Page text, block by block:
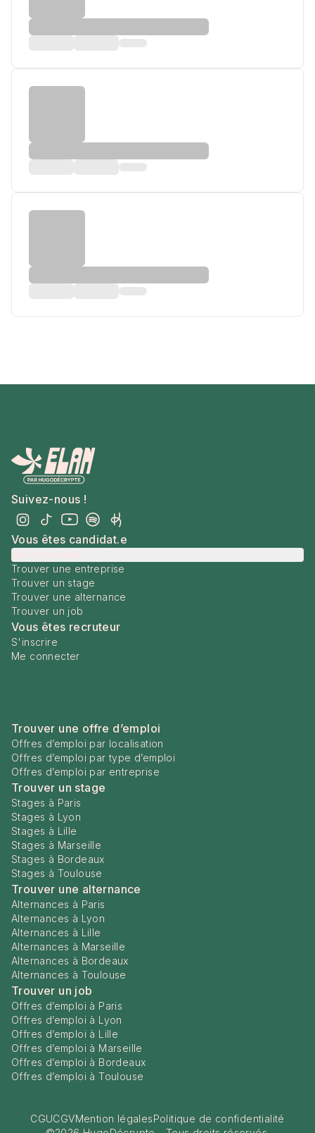
Suivez-nous !
Vous êtes candidat.e
Trouver une entreprise
Trouver un stage
Trouver une alternance
Trouver un job
Vous êtes recruteur
S'inscrire
Me connecter
Trouver une offre d’emploi
Offres d’emploi par localisation
Offres d’emploi par type d’emploi
Offres d’emploi par entreprise
Trouver un stage
Stages à Paris
Stages à Lyon
Stages à Lille
Stages à Marseille
Stages à Bordeaux
Stages à Toulouse
Trouver une alternance
Alternances à Paris
Alternances à Lyon
Alternances à Lille
Alternances à Marseille
Alternances à Bordeaux
Alternances à Toulouse
Trouver un job
Offres d’emploi à Paris
Offres d’emploi à Lyon
Offres d’emploi à Lille
Offres d’emploi à Marseille
Offres d’emploi à Bordeaux
Offres d’emploi à Toulouse
CGUCGVMention légalesPolitique de confidentialité